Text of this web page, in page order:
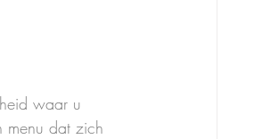
waar u
menu dat zich